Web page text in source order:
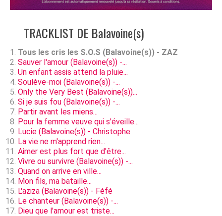
TRACKLIST DE Balavoine(s)
Tous les cris les S.O.S (Balavoine(s)) - ZAZ
Sauver l'amour (Balavoine(s)) -...
Un enfant assis attend la pluie...
Soulève-moi (Balavoine(s)) -...
Only the Very Best (Balavoine(s))...
Si je suis fou (Balavoine(s)) -...
Partir avant les miens...
Pour la femme veuve qui s'éveille...
Lucie (Balavoine(s)) - Christophe
La vie ne m'apprend rien...
Aimer est plus fort que d'être...
Vivre ou survivre (Balavoine(s)) -...
Quand on arrive en ville...
Mon fils, ma bataille...
L'aziza (Balavoine(s)) - Féfé
Le chanteur (Balavoine(s)) -...
Dieu que l'amour est triste...